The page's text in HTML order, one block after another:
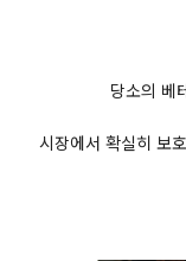
당소의 베
시장에서 확실히 보